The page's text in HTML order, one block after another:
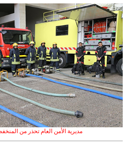
مديرية الأمن العام تحذر من